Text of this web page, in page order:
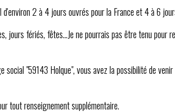
2 à 4 jours ouvrés pour la France et 4 à 6
jours fériés, fêtes...Je ne pourrais pas être tenu pour
"59143 Holque", vous avez la possibilité de
tout renseignement supplémentaire.